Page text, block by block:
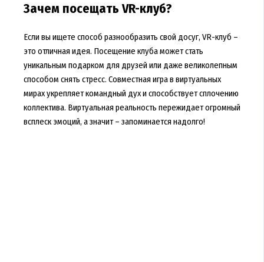
Зачем посещать VR-клуб?
Если вы ищете способ разнообразить свой досуг, VR-клуб –
это отличная идея. Посещение клуба может стать
уникальным подарком для друзей или даже великолепным
способом снять стресс. Совместная игра в виртуальных
мирах укрепляет командный дух и способствует сплочению
коллектива. Виртуальная реальность пережидает огромный
всплеск эмоций, а значит – запоминается надолго!